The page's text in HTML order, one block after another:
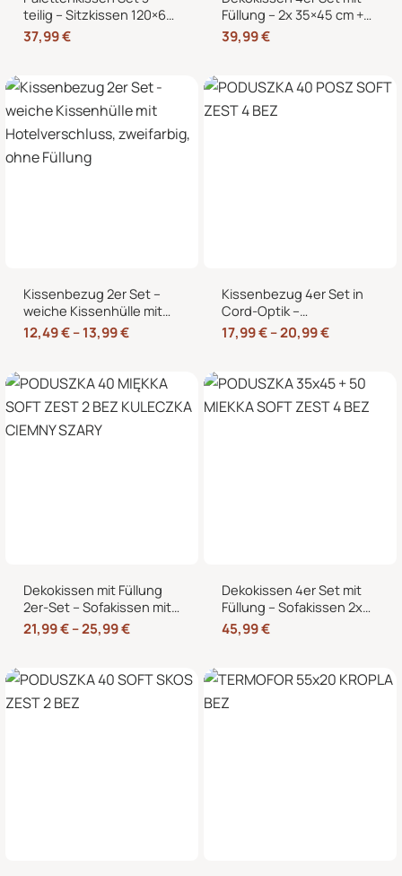
teilig – Sitzkissen 120×60
cm + 2 Rückenkissen
60×40 cm für
37,99€
Füllung – 2x 35×45 cm +
2x 40×40 cm Zierkissen
für Sofa und Bett
39,99€
Kissenbezug 2er Set –
weiche Kissenhülle mit
Hotelverschluss,
zweifarbig, ohne Füllung
12,49€–13,99€
Kissenbezug 4er Set in
Cord-Optik –
Zierkissenbezüge ohne
Reißverschluss mit
45×45 und 50×50 cm
17,99€–20,99€
Dekokissen mit Füllung
2er-Set – Sofakissen mit
dekorativer Biese,
formstabil, in 40×40,
21,99€–25,99€
Dekokissen 4er Set mit
Füllung – Sofakissen 2x
50×50 + 2x 35×45 cm –
Zierkissen Couchkissen
Cord-Optik
45,99€